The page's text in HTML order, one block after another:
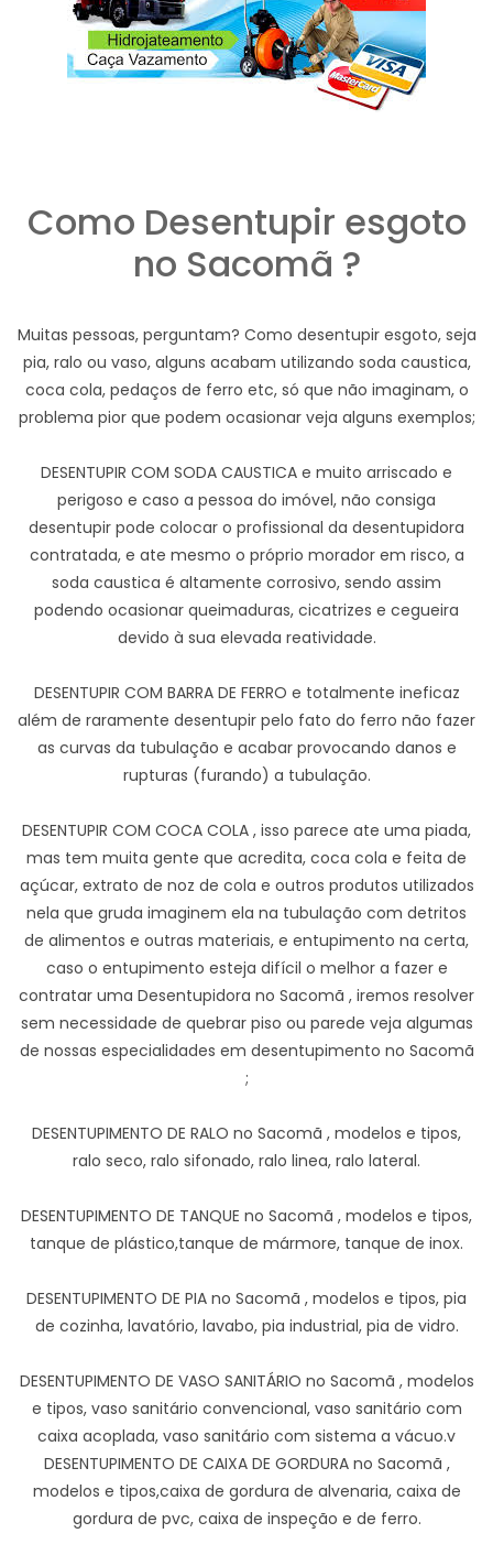
Como Desentupir esgoto
no Sacomã ?
Muitas pessoas, perguntam? Como desentupir esgoto, seja
pia, ralo ou vaso, alguns acabam utilizando soda caustica,
coca cola, pedaços de ferro etc, só que não imaginam, o
problema pior que podem ocasionar veja alguns exemplos;
DESENTUPIR COM SODA CAUSTICA e muito arriscado e
perigoso e caso a pessoa do imóvel, não consiga
desentupir pode colocar o profissional da desentupidora
contratada, e ate mesmo o próprio morador em risco, a
soda caustica é altamente corrosivo, sendo assim
podendo ocasionar queimaduras, cicatrizes e cegueira
devido à sua elevada reatividade.
DESENTUPIR COM BARRA DE FERRO e totalmente ineficaz
além de raramente desentupir pelo fato do ferro não fazer
as curvas da tubulação e acabar provocando danos e
rupturas (furando) a tubulação.
DESENTUPIR COM COCA COLA , isso parece ate uma piada,
mas tem muita gente que acredita, coca cola e feita de
açúcar, extrato de noz de cola e outros produtos utilizados
nela que gruda imaginem ela na tubulação com detritos
de alimentos e outras materiais, e entupimento na certa,
caso o entupimento esteja difícil o melhor a fazer e
contratar uma Desentupidora no Sacomã , iremos resolver
sem necessidade de quebrar piso ou parede veja algumas
de nossas especialidades em desentupimento no Sacomã
;
DESENTUPIMENTO DE RALO no Sacomã , modelos e tipos,
ralo seco, ralo sifonado, ralo linea, ralo lateral.
DESENTUPIMENTO DE TANQUE no Sacomã , modelos e tipos,
tanque de plástico,tanque de mármore, tanque de inox.
DESENTUPIMENTO DE PIA no Sacomã , modelos e tipos, pia
de cozinha, lavatório, lavabo, pia industrial, pia de vidro.
DESENTUPIMENTO DE VASO SANITÁRIO no Sacomã , modelos
e tipos, vaso sanitário convencional, vaso sanitário com
caixa acoplada, vaso sanitário com sistema a vácuo.v
DESENTUPIMENTO DE CAIXA DE GORDURA no Sacomã ,
modelos e tipos,caixa de gordura de alvenaria, caixa de
gordura de pvc, caixa de inspeção e de ferro.